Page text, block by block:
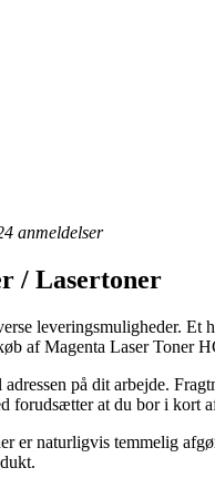
anmeldelser
/ Lasertoner
leveringsmuligheder. Et
af Magenta Laser Toner
på dit arbejde.
forudsætter at du bor i kort
er naturligvis temmelig